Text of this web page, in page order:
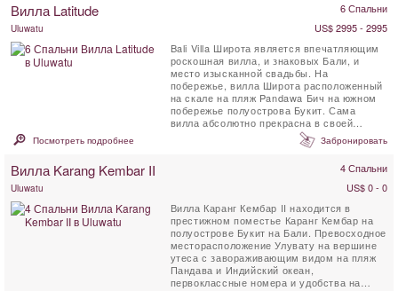
Вилла Latitude 6 Спальни
Uluwatu
US$ 2995 - 2995
Bali Villa Широта является впечатляющим
роскошная вилла, и знаковых Бали, и
место изысканной свадьбы. На
побережье, вилла Широта расположенный
на скале на пляж Pandawa Бич на южном
побережье полуострова Букит. Сама
вилла абсолютно прекрасна в своей
разработке и реализации, ...
Посмотреть подробнее Забронировать
Вилла Karang Kembar II 4 Спальни
Uluwatu
US$ 0 - 0
Вилла Каранг Кембар II находится в
престижном поместье Каранг Кембар на
полуострове Букит на Бали. Превосходное
месторасположение Улувату на вершине
утеса с завораживающим видом на пляж
Пандава и Индийский океан,
первоклассные номера и удобства на